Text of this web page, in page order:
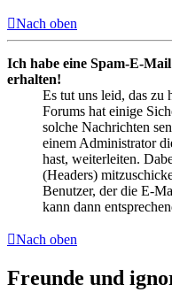
Nach oben
Ich habe eine Spam-E-
erhalten!
Es tut uns leid, das zu
Forums hat einige
solche Nachrichten
einem Administrator
hast, weiterleiten.
(Headers)
Benutzer, der die E-
kann dann
Nach oben
Freunde und